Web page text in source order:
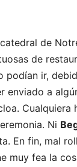
de
de
podían ir,
enviado a
Cualquiera
Ni
En fin, mal
muy fea la